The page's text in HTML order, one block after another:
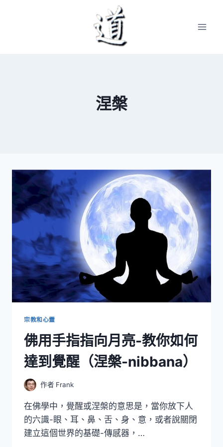
涅槃
宗教和心靈
佛用手指指向月亮-教你如何
達到覺醒（涅槃-nibbana）
作者 Frank
在佛學中，覺醒或涅槃的意思是，當你放下人
的六識-眼、耳、鼻、舌、身、意，或者說關閉
建立這個世界的基礎-傳感器，…